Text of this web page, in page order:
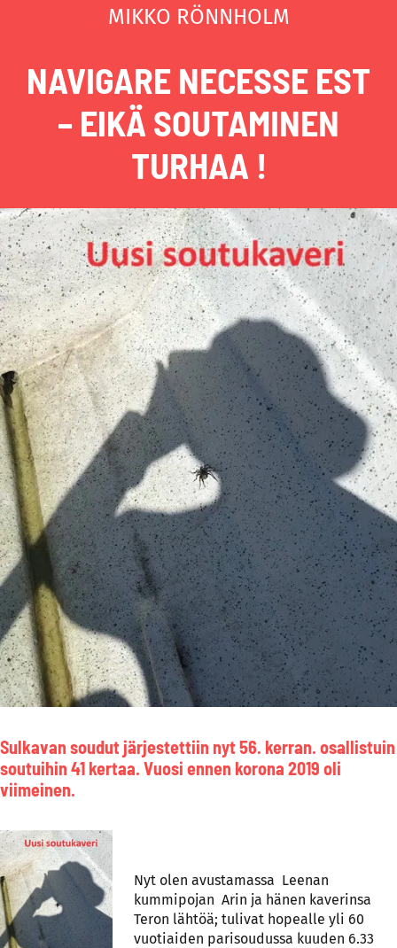
MIKKO RÖNNHOLM
NAVIGARE NECESSE EST
– EIKÄ SOUTAMINEN
TURHAA !
Sulkavan soudut järjestettiin nyt 56. kerran. osallistuin
soutuihin 41 kertaa. Vuosi ennen korona 2019 oli
viimeinen.
Nyt olen avustamassa Leenan
kummipojan Arin ja hänen kaverinsa
Teron lähtöä; tulivat hopealle yli 60
vuotiaiden parisoudussa kuuden 6.33